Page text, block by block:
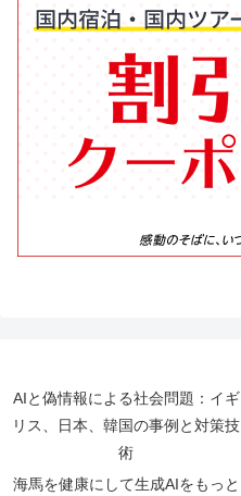
AIと偽情報による社会問題：イギ
リス、日本、韓国の事例と対策技
術
海馬を健康にして生成AIをもっと